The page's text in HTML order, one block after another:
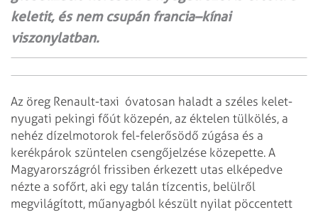
keletit, és nem csupán francia–kínai
viszonylatban.
Az öreg Renault-taxi óvatosan haladt a széles kelet-
nyugati pekingi főút közepén, az éktelen tülkölés, a
nehéz dízelmotorok fel-felerősödő zúgása és a
kerékpárok szüntelen csengőjelzése közepette. A
Magyarországról frissiben érkezett utas elképedve
nézte a sofőrt, aki egy talán tízcentis, belülről
megvilágított, műanyagból készült nyilat pöccentett